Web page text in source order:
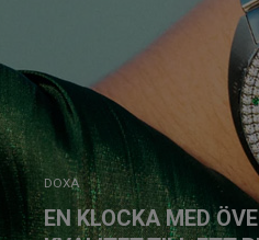
DOXA
EN KLOCKA MED